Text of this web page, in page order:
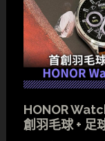
HONOR
創羽毛球 + 足